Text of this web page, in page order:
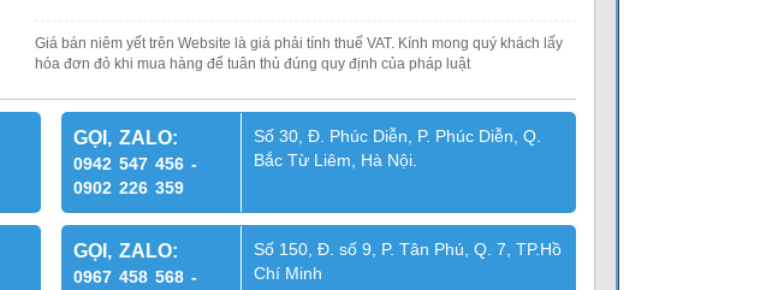
Giá bán niêm yết trên Website là giá phải tính thuế VAT. Kính mong quý khách lấy
hóa đơn đỏ khi mua hàng để tuân thủ đúng quy định của pháp luật
GỌI, ZALO:
0942 547 456 -
0902 226 359
Số 30, Đ. Phúc Diễn, P. Phúc Diễn, Q.
Bắc Từ Liêm, Hà Nội.
GỌI, ZALO:
0967 458 568 -
Số 150, Đ. số 9, P. Tân Phú, Q. 7, TP.Hồ
Chí Minh